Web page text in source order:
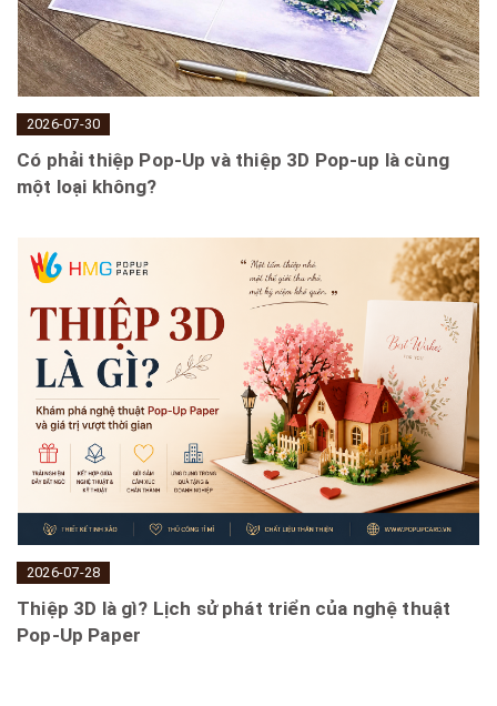
2026-07-30
Có phải thiệp Pop-Up và thiệp 3D Pop-up là cùng
một loại không?
2026-07-28
Thiệp 3D là gì? Lịch sử phát triển của nghệ thuật
Pop-Up Paper